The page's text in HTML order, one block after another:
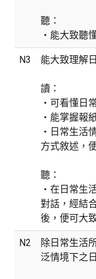
聽：
・能大致聽
N3 能大致理解
讀：
・可看懂日
・能掌握報
・日常生活
方式敘述，
聽：
・在日常生
對話，經結
後，便可大
N2
除日常生活
泛情境下之